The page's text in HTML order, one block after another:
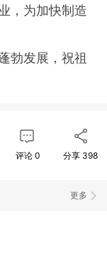
，为加快制造
发展，祝祖
评论 0 分享 398
更多